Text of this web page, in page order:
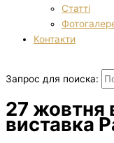
Статті
Контакти
Запрос для поиска:
27 жовтня
виставка